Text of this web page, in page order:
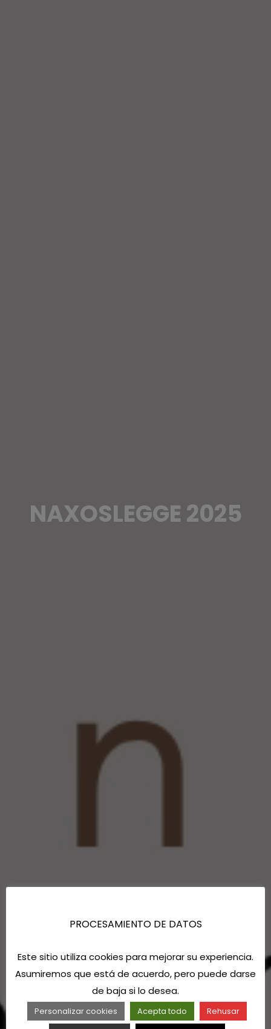
NAXOSLEGGE 2025
PROCESAMIENTO DE DATOS
Este sitio utiliza cookies para mejorar su experiencia.
Asumiremos que está de acuerdo, pero puede darse
de baja si lo desea.
Personalizar cookies Acepta todo
Rehusar